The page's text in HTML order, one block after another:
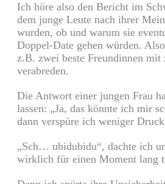
Ich höre also den Bericht im
dem junge Leute nach ihrer
wurden, ob und warum sie
Doppel-Date gehen würden.
z.B. zwei beste Freundinnen mit
verabreden.
Die Antwort einer jungen Frau
lassen: „Ja, das könnte ich mir
dann verspüre ich weniger
„Sch… ubidubidu“, dachte ich
wirklich für einen Moment lang